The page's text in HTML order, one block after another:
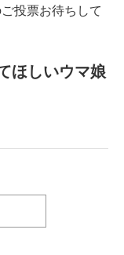
投票お待ちして
ほしいウマ娘